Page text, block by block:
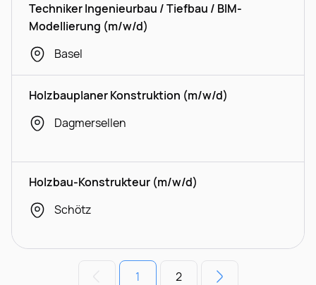
Techniker Ingenieurbau / Tiefbau / BIM-
Modellierung (m/w/d)
Basel
Holzbauplaner Konstruktion (m/w/d)
Dagmersellen
Holzbau-Konstrukteur (m/w/d)
Schötz
1 2